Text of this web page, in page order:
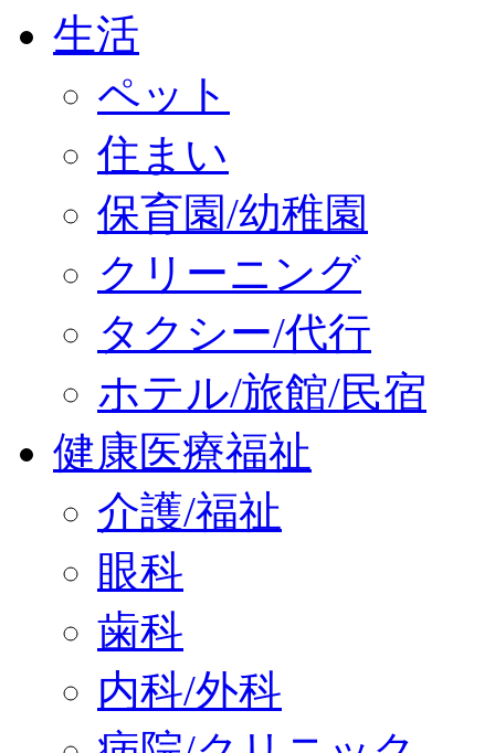
生活
ペット
住まい
保育園/幼稚園
クリーニング
タクシー/代行
ホテル/旅館/民宿
健康医療福祉
介護/福祉
眼科
歯科
内科/外科